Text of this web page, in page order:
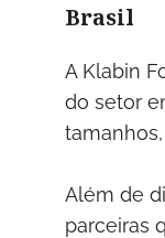
Brasil
A Klabin
do setor
Além de
parceiras